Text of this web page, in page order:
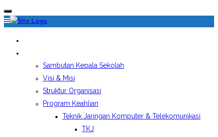
Sambutan Kepala Sekolah
Visi & Misi
Struktur Organisasi
Program Keahlian
Teknik Jaringan Komputer & Telekomunikasi
TKJ